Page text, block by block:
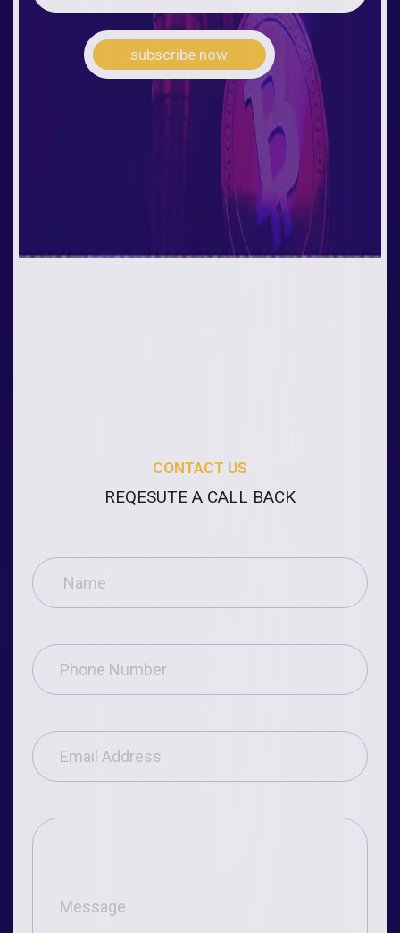
subscribe now
CONTACT US
REQESUTE A CALL BACK